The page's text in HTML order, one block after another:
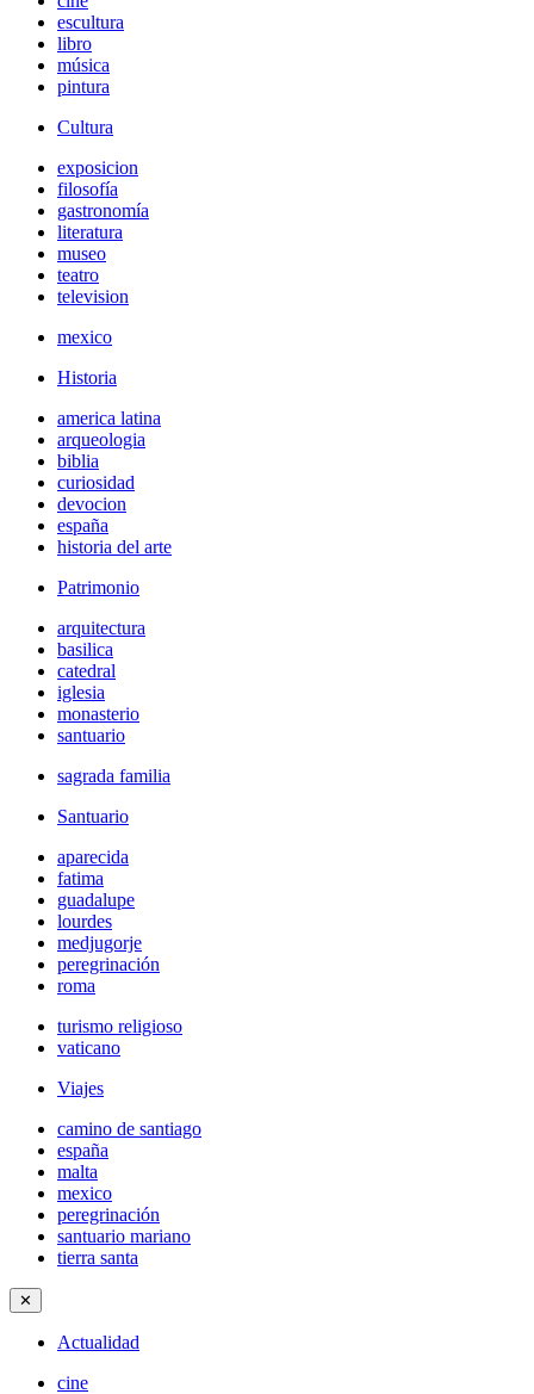
escultura
libro
música
pintura
Cultura
exposicion
filosofía
gastronomía
literatura
museo
teatro
television
mexico
Historia
america latina
arqueologia
biblia
curiosidad
devocion
españa
historia del arte
Patrimonio
arquitectura
basilica
catedral
iglesia
monasterio
santuario
sagrada familia
Santuario
aparecida
fatima
guadalupe
lourdes
medjugorje
peregrinación
roma
turismo religioso
vaticano
Viajes
camino de santiago
españa
malta
mexico
peregrinación
santuario mariano
tierra santa
✕
Actualidad
cine